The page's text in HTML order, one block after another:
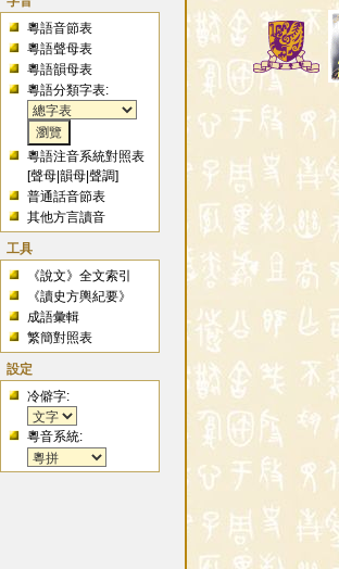
粵語音節表
粵語聲母表
粵語韻母表
粵語分類字表:
粵語注音系統對照表
[聲母 |韻母 |聲調]
普通話音節表
其他方言讀音
工具
《說文》全文索引
《讀史方輿紀要》
成語彙輯
繁簡對照表
設定
冷僻字:
粵音系統: